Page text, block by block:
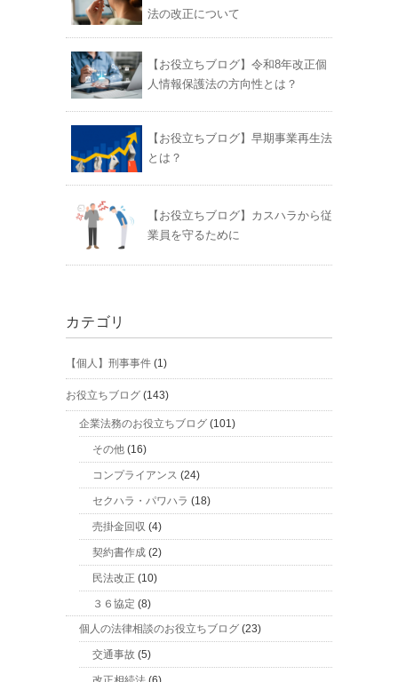
法の改正について
【お役立ちブログ】令和8年改正個
人情報保護法の方向性とは？
【お役立ちブログ】早期事業再生法
とは？
【お役立ちブログ】カスハラから従
業員を守るために
カテゴリ
【個人】刑事事件 (1)
お役立ちブログ (143)
企業法務のお役立ちブログ (101)
その他 (16)
コンプライアンス (24)
セクハラ・パワハラ (18)
売掛金回収 (4)
契約書作成 (2)
民法改正 (10)
３６協定 (8)
個人の法律相談のお役立ちブログ (23)
交通事故 (5)